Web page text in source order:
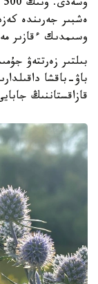
وسىمدىك ءقازىر
بىلتىر زەرتتەۋ
باۋ-باقشا
قازاقستاننىڭ